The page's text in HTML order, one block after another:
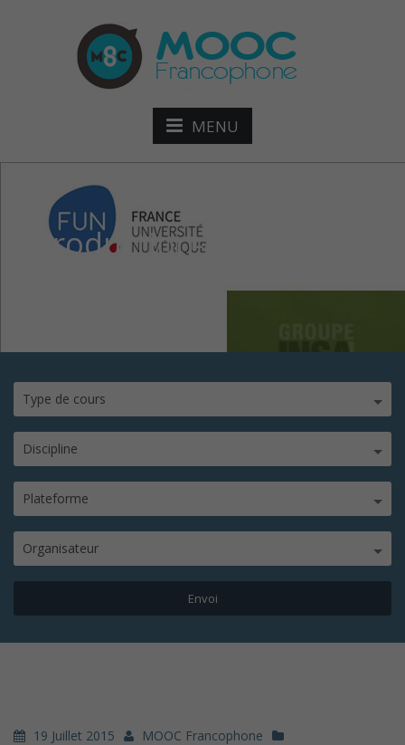
MENU
Introduction-à-HTML5—
Type de cours
Discipline
Plateforme
Organisateur
19 Juillet 2015
MOOC Francophone